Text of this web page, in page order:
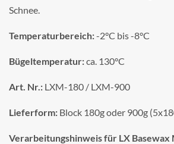
Schnee.
Temperaturbereich:-2°C bis -8°C
Bügeltemperatur:ca. 130°C
Art. Nr.: LXM-180 / LXM-900
Lieferform: Block 180g oder 900g
Verarbeitungshinweis für LX Basewax